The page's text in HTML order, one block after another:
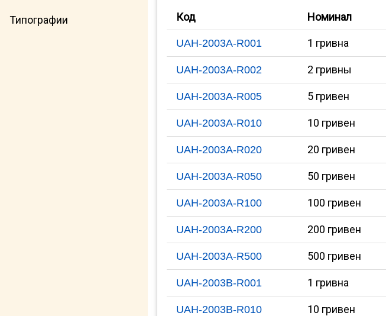
Типографии Код Номинал
UAH-2003A-R001 1 гривна
UAH-2003A-R002 2 гривны
UAH-2003A-R005 5 гривен
UAH-2003A-R010 10 гривен
UAH-2003A-R020 20 гривен
UAH-2003A-R050 50 гривен
UAH-2003A-R100 100 гривен
UAH-2003A-R200 200 гривен
UAH-2003A-R500 500 гривен
UAH-2003B-R001 1 гривна
UAH-2003B-R010 10 гривен